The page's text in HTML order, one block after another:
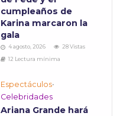
cumpleaños de
Karina marcaron la
gala
4 agosto, 2026
28 Vistas
12 Lectura mínima
Espectáculos•
Celebridades
Ariana Grande hará